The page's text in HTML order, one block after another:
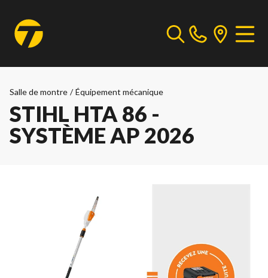
Salle de montre / Équipement mécanique
STIHL HTA 86 -
SYSTÈME AP 2026